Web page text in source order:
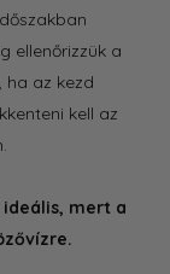
ellenőrizzük a
ha az kezd
kell az
mert a